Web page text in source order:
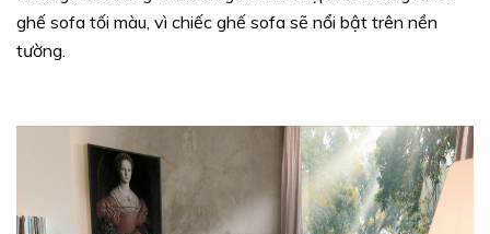
ghế sofa tối màu, vì chiếc ghế sofa sẽ nổi bật trên nền
tường.